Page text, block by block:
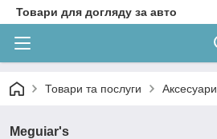
Товари для догляду за авто
Товари та послуги Аксесуари
Meguiar's